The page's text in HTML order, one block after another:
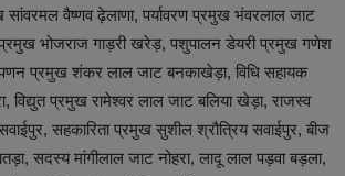
वैष्णव ढ़ेलाणा, पर्यावरण प्रमुख भंवरलाल जाट
प्रमुख भोजराज गाड़री खरेड़, पशुपालन डेयरी प्रमुख गणेश
प्रमुख शंकर लाल जाट बनकाखेड़ा, विधि सहायक
विद्युत प्रमुख रामेश्वर लाल जाट बलिया खेड़ा, राजस्व
सहकारिता प्रमुख सुशील श्रौत्रिय सवाईपुर, बीज
सदस्य मांगीलाल जाट नोहरा, लादू लाल पड़वा बड़ला,